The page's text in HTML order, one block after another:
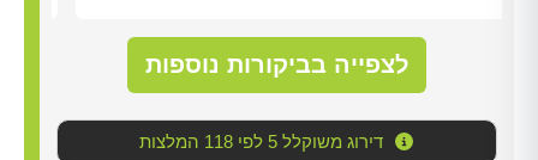
לצפייה בביקורות נוספות
דירוג משוקלל 5 לפי 118 המלצות